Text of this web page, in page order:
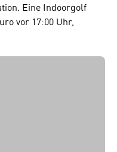
Eine Indoorgolf
vor 17:00 Uhr,